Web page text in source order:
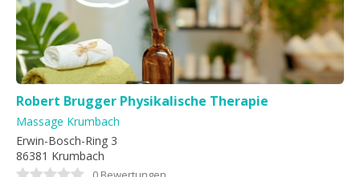
Robert Brugger Physikalische Therapie
Massage Krumbach
Erwin-Bosch-Ring 3
86381 Krumbach